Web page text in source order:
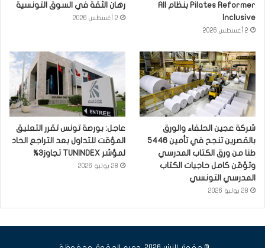
Pilates Reformer بنظام All
Inclusive
2 أغسطس 2026
رهان الثقة في السوق التونسية
2 أغسطس 2026
شركة عجين الحلفاء والورق
بالقصرين تنجح في تأمين 5446
طنا من ورق الكتاب المدرسي
وتؤمّن كامل حاجيات الكتاب
المدرسي التونسي
28 يوليو 2026
عاجل: بورصة تونس تقرر التعليق
المؤقت للتداول بعد التراجع الحاد
لمؤشر TUNINDEX تجاوز3%
28 يوليو 2026